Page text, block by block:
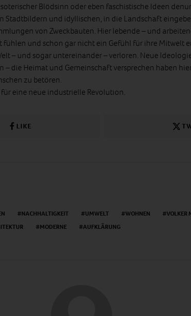
Blödsinn oder eben faschistische Ideen
Stadtbildern und idyllischen, in die Landschaft
von Zweckbauten. Hier lebende – und
fühlen und schon gar nicht ein Gefühl für ihre Mitwelt
– und sogar untereinander – verloren. Neue
– die Heimat und Gemeinschaft versprechen haben
zu betören.
für eine neue industrielle Revolution.
LIKE
NACHHALTIGKEIT UMWELT WOHNEN
VOLKER
MODERNE AUFKLÄRUNG